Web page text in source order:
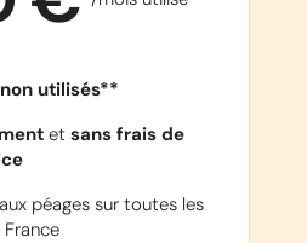
utilisés**
et sans frais de
péages sur toutes les